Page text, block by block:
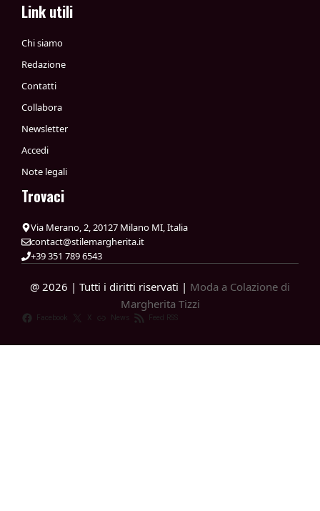
Link utili
Chi siamo
Redazione
Contatti
Collabora
Newsletter
Accedi
Note legali
Trovaci
Via Merano, 2, 20127 Milano MI, Italia
contact@stilemargherita.it
+39 351 789 6543
@ 2026 | Tutti i diritti riservati | Moda a Colazione di
Margherita Tizzi
Facebook X News Feed RSS